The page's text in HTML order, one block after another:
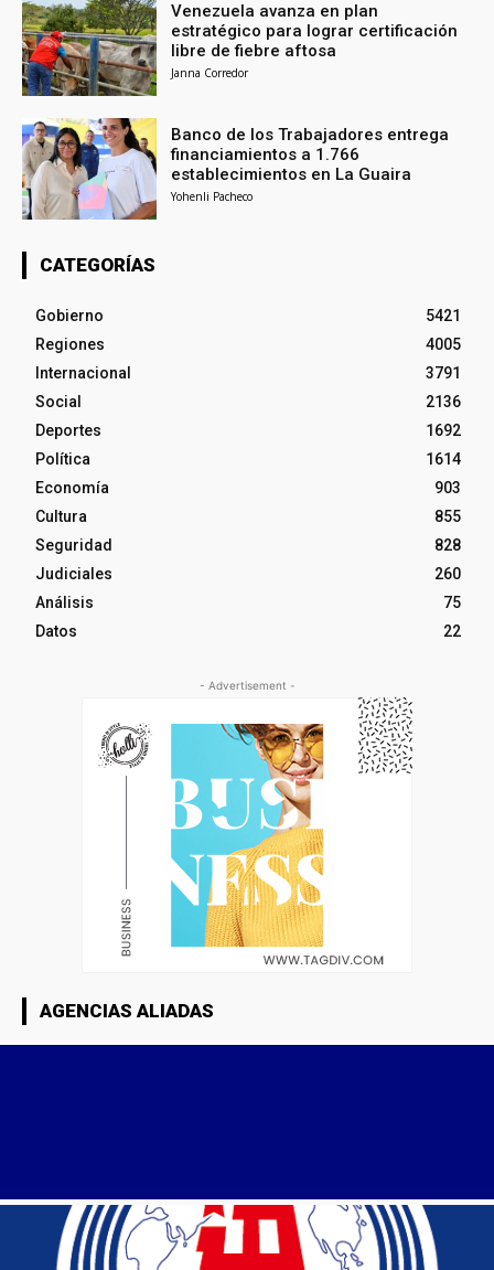
Venezuela avanza en plan
estratégico para lograr certificación
libre de fiebre aftosa
Janna Corredor
Banco de los Trabajadores entrega
financiamientos a 1.766
establecimientos en La Guaira
Yohenli Pacheco
CATEGORÍAS
Gobierno
5421
Regiones
4005
Internacional
3791
Social
2136
Deportes
1692
Política
1614
Economía
903
Cultura
855
Seguridad
828
Judiciales
260
Análisis
75
Datos
22
- Advertisement -
AGENCIAS ALIADAS